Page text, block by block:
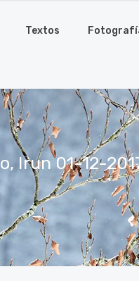
Textos
Irun 01-12-